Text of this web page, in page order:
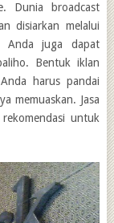
Dunia broadcast
disiarkan melalui
Anda juga dapat
Bentuk iklan
harus pandai
memuaskan. Jasa
untuk